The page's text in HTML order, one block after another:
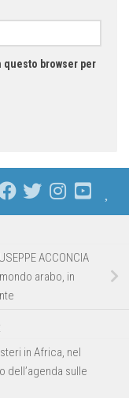
questo browser per
ACCONCIA
arabo, in
in Africa, nel
dell’agenda sulle